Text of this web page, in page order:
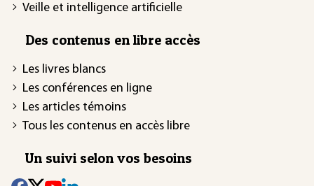
Veille et intelligence artificielle
Des contenus en libre accès
Les livres blancs
Les conférences en ligne
Les articles témoins
Tous les contenus en accès libre
Un suivi selon vos besoins